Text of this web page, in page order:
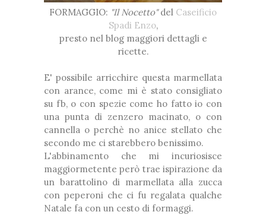
FORMAGGIO: "Il Nocetto"del Caseificio
Spadi Enzo,
presto nel blog maggiori dettagli e
ricette.
E' possibile arricchire questa marmellata
con arance, come mi è stato consigliato
su fb, o con spezie come ho fatto io con
una punta di zenzero macinato, o con
cannella o perchè no anice stellato che
secondo me ci starebbero benissimo.
L'abbinamento che mi incuriosisce
maggiormetente però trae ispirazione da
un barattolino di marmellata alla zucca
con peperoni che ci fu regalata qualche
Natale fa con un cesto di formaggi.